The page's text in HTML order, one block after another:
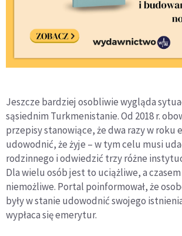
Jeszcze bardziej osobliwie wygląda
sąsiednim Turkmenistanie. Od 2018 r.
przepisy stanowiące, że dwa razy w roku
udowodnić, że żyje – w tym celu musi
rodzinnego i odwiedzić trzy różne
Dla wielu osób jest to uciążliwe, a
niemożliwe. Portal poinformował, że
były w stanie udowodnić swojego
wypłaca się emerytur.